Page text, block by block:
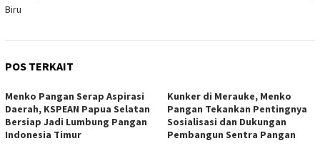
Biru
POS TERKAIT
Menko Pangan Serap Aspirasi
Daerah, KSPEAN Papua Selatan
Bersiap Jadi Lumbung Pangan
Indonesia Timur
Kunker di Merauke, Menko
Pangan Tekankan Pentingnya
Sosialisasi dan Dukungan
Pembangun Sentra Pangan